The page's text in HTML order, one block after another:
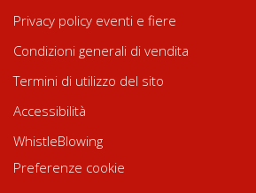
Privacy policy eventi e fiere
Condizioni generali di vendita
Termini di utilizzo del sito
Accessibilità
WhistleBlowing
Preferenze cookie